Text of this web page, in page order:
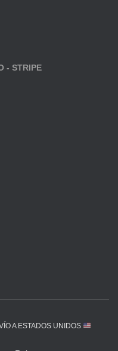
- STRIPE
A ESTADOS UNIDOS